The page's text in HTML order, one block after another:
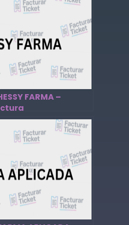
FARMA –